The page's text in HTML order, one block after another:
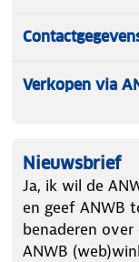
Verkopen via
Nieuwsbrief
Ja, ik wil de
en geef ANWB
benaderen
ANWB